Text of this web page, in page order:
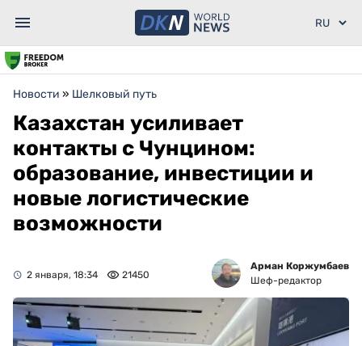
Новости » Шелковый путь
Казахстан усиливает
контакты с Чунцином:
образование, инвестиции и
новые логистические
возможности
2 января, 18:34 21450
Арман Коржумбаев
Шеф-редактор